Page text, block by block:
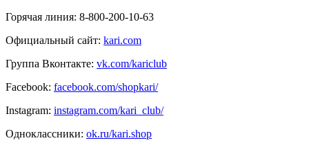
Горячая линия: 8-800-200-10-63
Официальный сайт: kari.com
Группа Вконтакте: vk.com/kariclub
Facebook: facebook.com/shopkari/
Instagram: instagram.com/kari_club/
Одноклассники: ok.ru/kari.shop